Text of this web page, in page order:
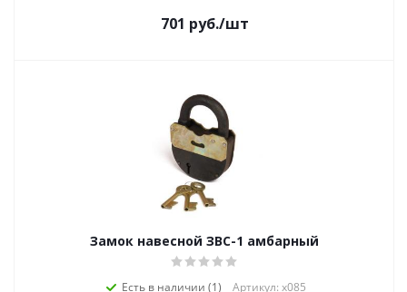
701 руб./шт
Замок навесной ЗВС-1 амбарный
Есть в наличии (1) Артикул: х085